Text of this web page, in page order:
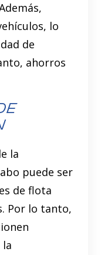
lo
de
ahorros
la
puede ser
de flota
Por lo tanto,